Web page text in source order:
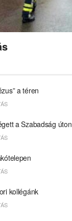
a téren
a Szabadság úton
kollégánk